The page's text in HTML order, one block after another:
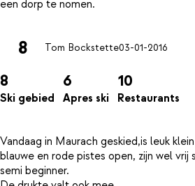
8 Tom Bockstette03-01-2016
8
Ski gebied
6
Apres ski
10
Restaurants
Vandaag in Maurach geskied,is leuk
blauwe en rode pistes open, zijn wel vrij
semi beginner.